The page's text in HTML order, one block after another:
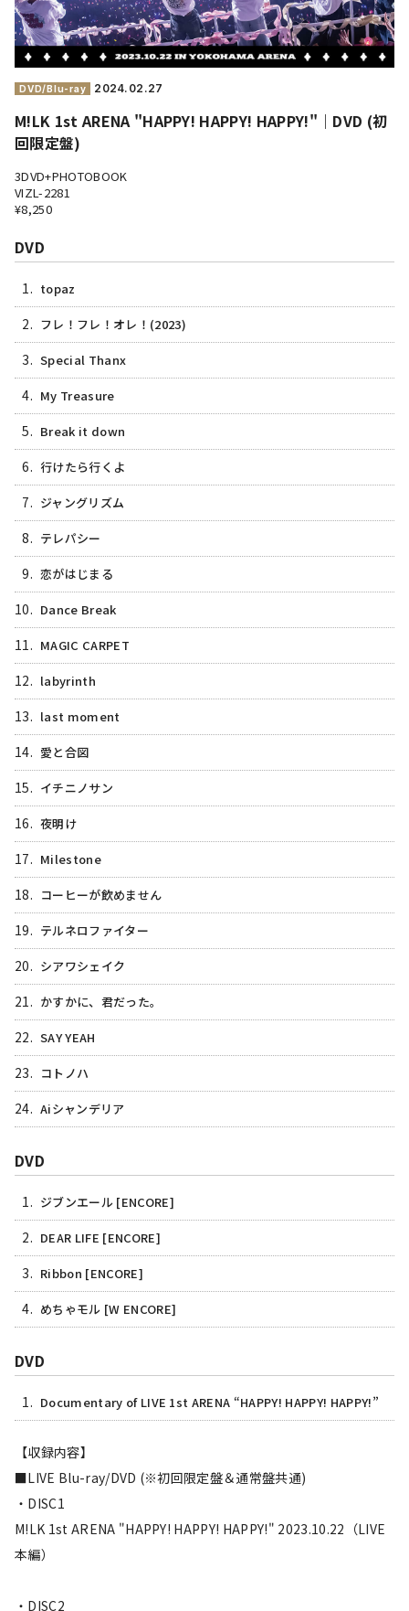
DVD/Blu-ray 2024. 02.27
M!LK 1st ARENA "HAPPY! HAPPY! HAPPY!"｜DVD (初
回限定盤)
3DVD+PHOTOBOOK
VIZL-2281
¥8,250
DVD
1. topaz
2. フレ！フレ！オレ！(2023)
3. Special Thanx
4. My Treasure
5. Break it down
6. 行けたら行くよ
7. ジャングリズム
8. テレパシー
9. 恋がはじまる
10. Dance Break
11. MAGIC CARPET
12. labyrinth
13. last moment
14. 愛と合図
15. イチニノサン
16. 夜明け
17. Milestone
18. コーヒーが飲めません
19. テルネロファイター
20. シアワシェイク
21. かすかに、君だった。
22. SAY YEAH
23. コトノハ
24. Aiシャンデリア
DVD
1. ジブンエール [ENCORE]
2. DEAR LIFE [ENCORE]
3. Ribbon [ENCORE]
4. めちゃモル [W ENCORE]
DVD
1. Documentary of LIVE 1st ARENA “HAPPY! HAPPY! HAPPY!”
【収録内容】
■LIVE Blu-ray/DVD (※初回限定盤＆通常盤共通)
・DISC1
M!LK 1st ARENA "HAPPY! HAPPY! HAPPY!" 2023.10.22（LIVE
本編）
・DISC2